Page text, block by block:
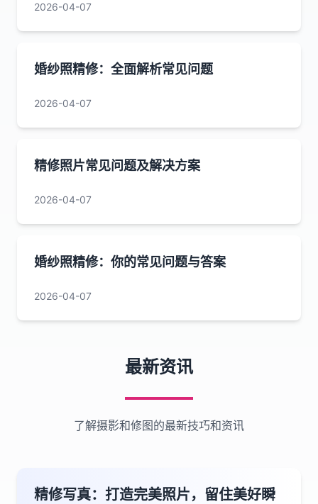
2026-04-07
婚纱照精修：全面解析常见问题
2026-04-07
精修照片常见问题及解决方案
2026-04-07
婚纱照精修：你的常见问题与答案
2026-04-07
最新资讯
了解摄影和修图的最新技巧和资讯
精修写真：打造完美照片，留住美好瞬